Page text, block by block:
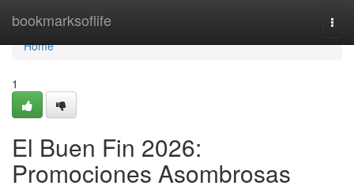
bookmarksoflife
Home
Home
1
El Buen Fin 2026:
Promociones Asombrosas